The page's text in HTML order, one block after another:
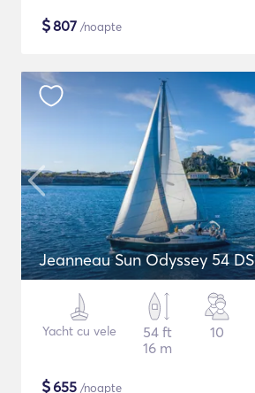
$807 /noapte
Jeanneau Sun Odyssey 54 DS
Yacht cu vele
54 ft
16 m
10
$655 /noapte